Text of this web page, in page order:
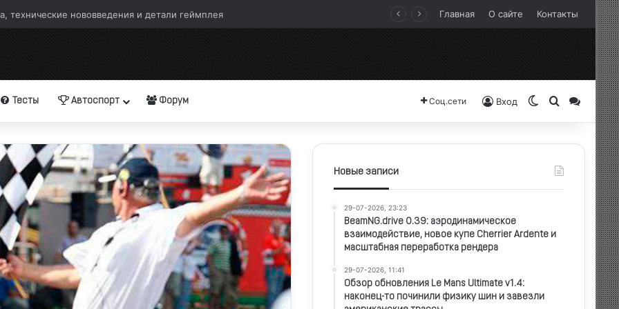
технические нововведения и детали геймплея Главная О сайте Контакты
Тесты Автоспорт Форум Соц.сети Вход Switch skin
Search for
Новые записи
29-07-2026, 23:23
BeamNG.drive 0.39: аэродинамическое
взаимодействие, новое купе Cherrier Ardente и
масштабная переработка рендера
29-07-2026, 11:41
Обзор обновления Le Mans Ultimate v1.4:
наконец-то починили физику шин и завезли